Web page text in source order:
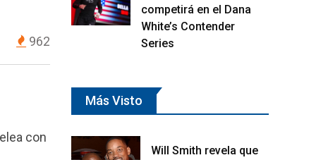
962
con
competirá en el Dana
White’s Contender
Series
Más Visto
Will Smith revela que